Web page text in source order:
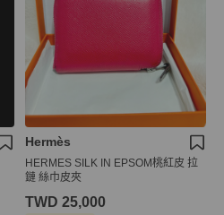
Hermès
HERMES SILK IN EPSOM桃紅皮 拉
鏈 絲巾皮夾
TWD 25,000